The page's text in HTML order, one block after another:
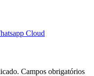
Cloud
Campos obrigatórios